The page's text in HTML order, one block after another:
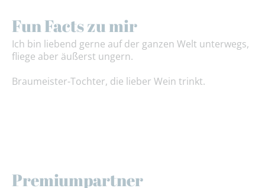
Fun Facts zu mir
Ich bin liebend gerne auf der ganzen Welt unterwegs,
fliege aber äußerst ungern.
Braumeister-Tochter, die lieber Wein trinkt.
Premiumpartner